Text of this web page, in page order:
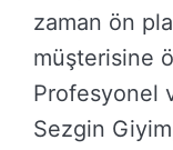
zaman ön
müşterisine
Profesyonel
Sezgin